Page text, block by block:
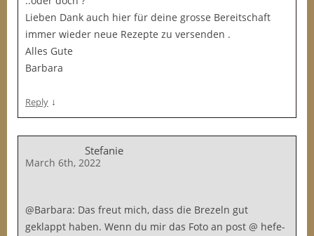
Lieben Dank auch hier für deine grosse Bereitschaft
immer wieder neue Rezepte zu versenden .
Alles Gute
Barbara
Reply ↓
Stefanie
March 6th, 2022
@Barbara: Das freut mich, dass die Brezeln gut
geklappt haben. Wenn du mir das Foto an post @ hefe-